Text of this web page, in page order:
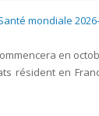
mondiale
en
résident en